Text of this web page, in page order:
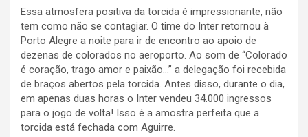
Essa atmosfera positiva da torcida é impressionante, não
tem como não se contagiar. O time do Inter retornou à
Porto Alegre a noite para ir de encontro ao apoio de
dezenas de colorados no aeroporto. Ao som de “Colorado
é coração, trago amor e paixão…” a delegação foi recebida
de braços abertos pela torcida. Antes disso, durante o dia,
em apenas duas horas o Inter vendeu 34.000 ingressos
para o jogo de volta! Isso é a amostra perfeita que a
torcida está fechada com Aguirre.